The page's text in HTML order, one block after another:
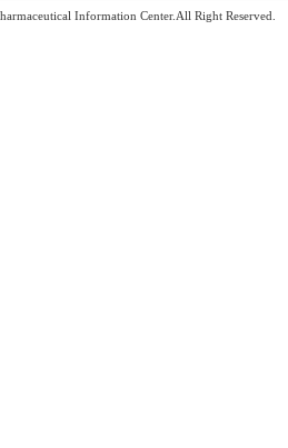
Information Center.All Right Reserved.